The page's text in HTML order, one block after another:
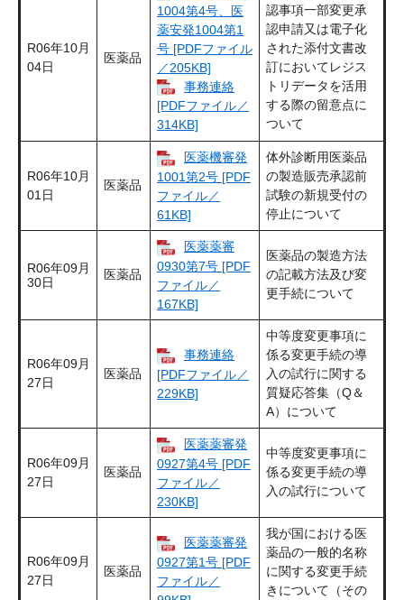
R06年10月
04日
医薬品
1004第4号、医
薬安発1004第1
号 [PDFファイル
／205KB]
事務連絡
[PDFファイル／
314KB]
認事項一部変更承
認申請又は電子化
された添付文書改
訂においてレジス
トリデータを活用
する際の留意点に
ついて
R06年10月
01日
医薬品
医薬機審発
1001第2号 [PDF
ファイル／
61KB]
体外診断用医薬品
の製造販売承認前
試験の新規受付の
停止について
R06年09月
30日
医薬品
医薬薬審
0930第7号 [PDF
ファイル／
167KB]
医薬品の製造方法
の記載方法及び変
更手続について
R06年09月
27日
医薬品
事務連絡
[PDFファイル／
229KB]
中等度変更事項に
係る変更手続の導
入の試行に関する
質疑応答集（Q＆
A）について
R06年09月
27日
医薬品
医薬薬審発
0927第4号 [PDF
ファイル／
230KB]
中等度変更事項に
係る変更手続の導
入の試行について
R06年09月
27日
医薬品
医薬薬審発
0927第1号 [PDF
ファイル／
我が国における医
薬品の一般的名称
に関する変更手続
きについて（その